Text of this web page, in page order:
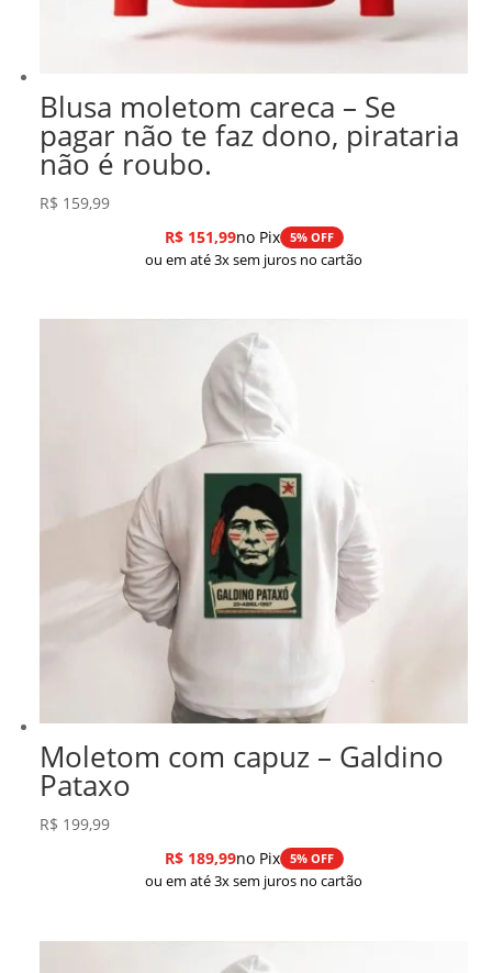
Blusa moletom careca – Se
pagar não te faz dono, pirataria
não é roubo.
R$ 159,99
R$151,99no Pix 5% OFF
ou em até 3x sem juros no cartão
Moletom com capuz – Galdino
Pataxo
R$ 199,99
R$189,99no Pix 5% OFF
ou em até 3x sem juros no cartão